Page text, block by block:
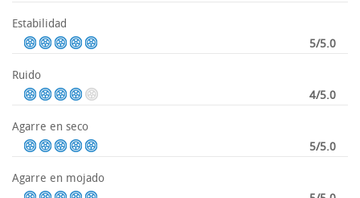
Estabilidad
5/5.0
Ruido
4/5.0
Agarre en seco
5/5.0
Agarre en mojado